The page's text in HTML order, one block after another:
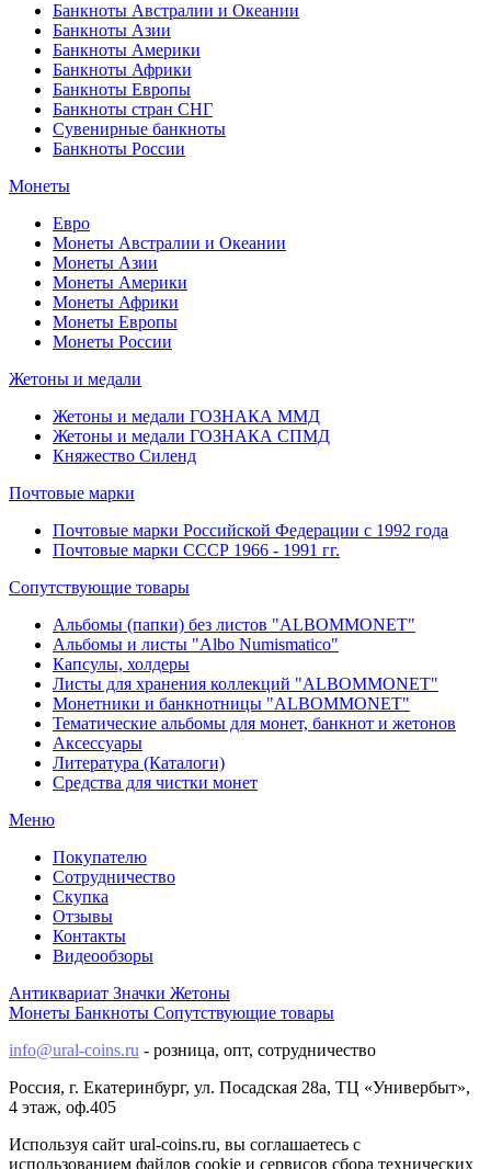
Банкноты Австралии и Океании
Банкноты Азии
Банкноты Америки
Банкноты Африки
Банкноты Европы
Банкноты стран СНГ
Сувенирные банкноты
Банкноты России
Монеты
Евро
Монеты Австралии и Океании
Монеты Азии
Монеты Америки
Монеты Африки
Монеты Европы
Монеты России
Жетоны и медали
Жетоны и медали ГОЗНАКА ММД
Жетоны и медали ГОЗНАКА СПМД
Княжество Силенд
Почтовые марки
Почтовые марки Российской Федерации с 1992 года
Почтовые марки СССР 1966 - 1991 гг.
Сопутствующие товары
Альбомы (папки) без листов "ALBOMMONET"
Альбомы и листы "Albo Numismatico"
Капсулы, холдеры
Листы для хранения коллекций "ALBOMMONET"
Монетники и банкнотницы "ALBOMMONET"
Тематические альбомы для монет, банкнот и жетонов
Аксессуары
Литература (Каталоги)
Средства для чистки монет
Меню
Покупателю
Сотрудничество
Скупка
Отзывы
Контакты
Видеообзоры
Антиквариат Значки Жетоны
Монеты Банкноты Сопутствующие товары
info@ural-coins.ru - розница, опт, сотрудничество
Россия, г. Екатеринбург, ул. Посадская 28а, ТЦ «Универбыт»,
4 этаж, оф.405
Используя сайт ural-coins.ru, вы соглашаетесь с
использованием файлов cookie и сервисов сбора технических